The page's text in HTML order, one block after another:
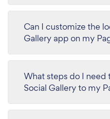
Can I customize the
Gallery app on my
What steps do I need
Social Gallery to my